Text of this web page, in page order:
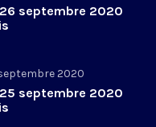
septembre 2020
2020
septembre 2020